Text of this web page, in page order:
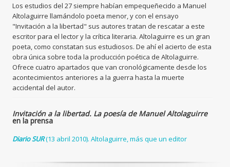
Los estudios del 27 siempre habían empequeñecido a Manuel
Altolaguirre llamándolo poeta menor, y con el ensayo
"Invitación a la libertad" sus autores tratan de rescatar a este
escritor para el lector y la crítica literaria. Altolaguirre es un gran
poeta, como constatan sus estudiosos. De ahí el acierto de esta
obra única sobre toda la producción poética de Altolaguirre.
Ofrece cuatro apartados que van cronológicamente desde los
acontecimientos anteriores a la guerra hasta la muerte
accidental del autor.
Invitación a la libertad. La poesía de Manuel Altolaguirre
en la prensa
Diario SUR(13 abril 2010). Altolaguirre, más que un editor